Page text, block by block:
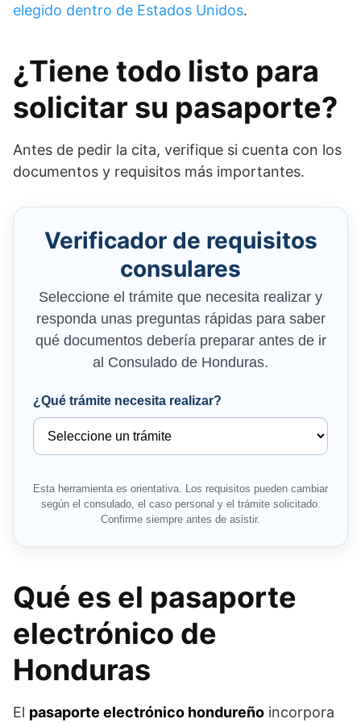
elegido dentro de Estados Unidos.
¿Tiene todo listo para
solicitar su pasaporte?
Antes de pedir la cita, verifique si cuenta con los
documentos y requisitos más importantes.
Verificador de requisitos
consulares
Seleccione el trámite que necesita realizar y
responda unas preguntas rápidas para saber
qué documentos debería preparar antes de ir
al Consulado de Honduras.
¿Qué trámite necesita realizar?
Esta herramienta es orientativa. Los requisitos pueden cambiar
según el consulado, el caso personal y el trámite solicitado.
Confirme siempre antes de asistir.
Qué es el pasaporte
electrónico de
Honduras
El pasaporte electrónico hondureño incorpora